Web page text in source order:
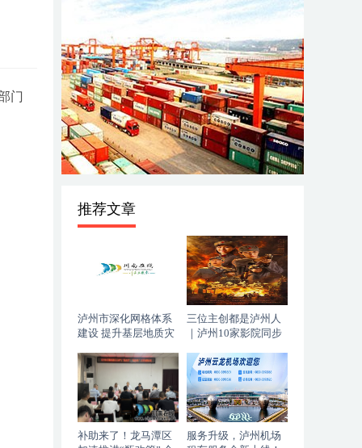
门
推荐文章
泸州市深化网格体系
建设 提升基层地质灾
三位主创都是泸州人
｜泸州10家影院同步
今日登陆全国院线
补助来了！龙马潭区
服务升级，泸州机场